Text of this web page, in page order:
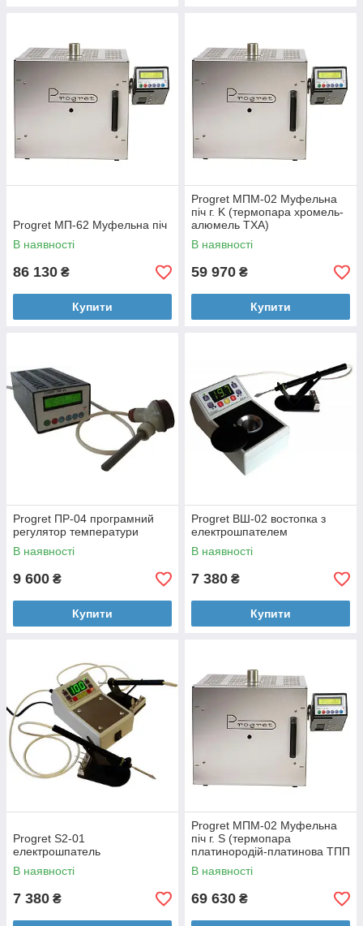
Progret МП-62 Муфельна піч
В наявності
86 130 ₴
Купити
Progret МПМ-02 Муфельна
піч г. K (термопара хромель-
алюмель ТХА)
В наявності
59 970 ₴
Купити
Progret ПР-04 програмний
регулятор температури
В наявності
9 600 ₴
Купити
Progret ВШ-02 востопка з
електрошпателем
В наявності
7 380 ₴
Купити
Progret S2-01
електрошпатель
В наявності
7 380 ₴
Progret МПМ-02 Муфельна
піч г. S (термопара
платинородій-платинова ТПП
10)
В наявності
69 630 ₴